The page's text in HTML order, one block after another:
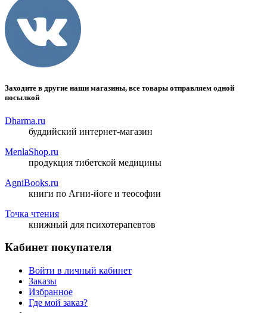
Заходите в другие наши магазины, все товары отправляем одной
посылкой
Dharma.ru
буддийский интернет-магазин
MenlaShop.ru
продукция тибетской медицины
AgniBooks.ru
книги по Агни-йоге и теософии
Точка чтения
книжный для психотерапевтов
Кабинет покупателя
Войти в личный кабинет
Заказы
Избранное
Где мой заказ?